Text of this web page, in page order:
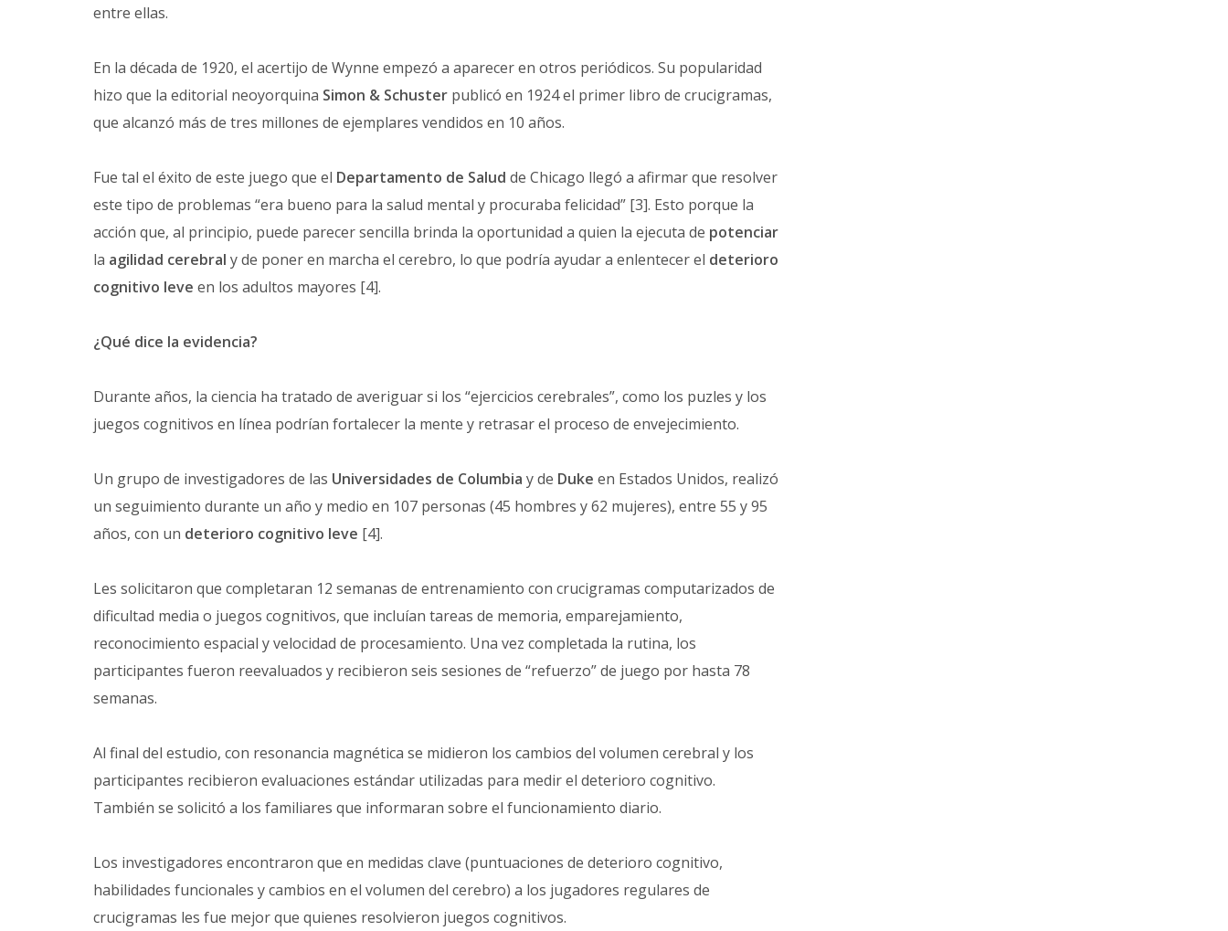
entre ellas.
En la década de 1920, el acertijo de Wynne empezó a aparecer en otros periódicos. Su popularidad
hizo que la editorial neoyorquina Simon & Schuster publicó en 1924 el primer libro de crucigramas,
que alcanzó más de tres millones de ejemplares vendidos en 10 años.
Fue tal el éxito de este juego que el Departamento de Salud de Chicago llegó a afirmar que resolver
este tipo de problemas “era bueno para la salud mental y procuraba felicidad” [3]. Esto porque la
acción que, al principio, puede parecer sencilla brinda la oportunidad a quien la ejecuta de potenciar
la agilidad cerebral y de poner en marcha el cerebro, lo que podría ayudar a enlentecer el deterioro
cognitivo leve en los adultos mayores [4].
¿Qué dice la evidencia?
Durante años, la ciencia ha tratado de averiguar si los “ejercicios cerebrales”, como los puzles y los
juegos cognitivos en línea podrían fortalecer la mente y retrasar el proceso de envejecimiento.
Un grupo de investigadores de las Universidades de Columbia y de Duke en Estados Unidos, realizó
un seguimiento durante un año y medio en 107 personas (45 hombres y 62 mujeres), entre 55 y 95
años, con un deterioro cognitivo leve [4].
Les solicitaron que completaran 12 semanas de entrenamiento con crucigramas computarizados de
dificultad media o juegos cognitivos, que incluían tareas de memoria, emparejamiento,
reconocimiento espacial y velocidad de procesamiento. Una vez completada la rutina, los
participantes fueron reevaluados y recibieron seis sesiones de “refuerzo” de juego por hasta 78
semanas.
Al final del estudio, con resonancia magnética se midieron los cambios del volumen cerebral y los
participantes recibieron evaluaciones estándar utilizadas para medir el deterioro cognitivo.
También se solicitó a los familiares que informaran sobre el funcionamiento diario.
Los investigadores encontraron que en medidas clave (puntuaciones de deterioro cognitivo,
habilidades funcionales y cambios en el volumen del cerebro) a los jugadores regulares de
crucigramas les fue mejor que quienes resolvieron juegos cognitivos.